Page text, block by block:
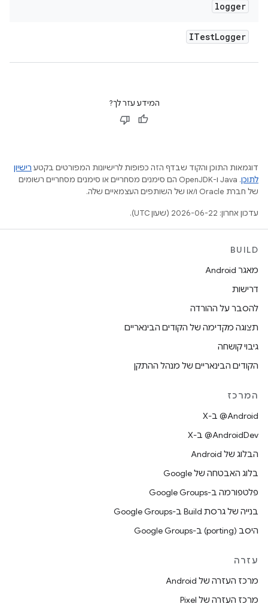
logger
ITestLogger
המידע עזר לך?
דוגמאות התוכן והקוד שבדף הזה כפופות לרישיונות המפורטים בקטע רישיון
לתוכן
.‏ Java ו-OpenJDK הם סימנים מסחריים או סימנים מסחריים רשומים
של חברת Oracle ו/או של השותפים העצמאיים שלה.
עדכון אחרון: 2026-06-22 (שעון UTC).
BUILD
מאגר Android
דרישות
להסבר על ההורדה
תצוגה מקדימה של הקודים הבינאריים
גיבוי קושחה
הקודים הבינאריים של מנהל ההתקן
המרכז
‫‎@Android ב-X
‫‎@AndroidDev ב-X
הבלוג של Android
בלוג האבטחה של Google
פלטפורמה ב-Google Groups
בנייה של גרסת Build ב-Google Groups
היסב (porting) ב-Google Groups
עזרה
מרכז העזרה של Android
מרכז העזרה של Pixel